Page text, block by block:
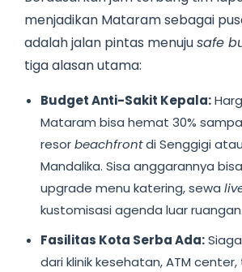
menjadikan Mataram sebagai
adalah jalan pintas menujusafe
tiga alasan utama:
Budget Anti-Sakit Kepala:
Mataram bisa hemat 30%
resorbeachfrontdi Senggigi
Mandalika. Sisa anggarannya
upgrade menu katering, sewa
kustomisasi agenda luar ruangan.
Fasilitas Kota Serba Ada:
dari klinik kesehatan, ATM